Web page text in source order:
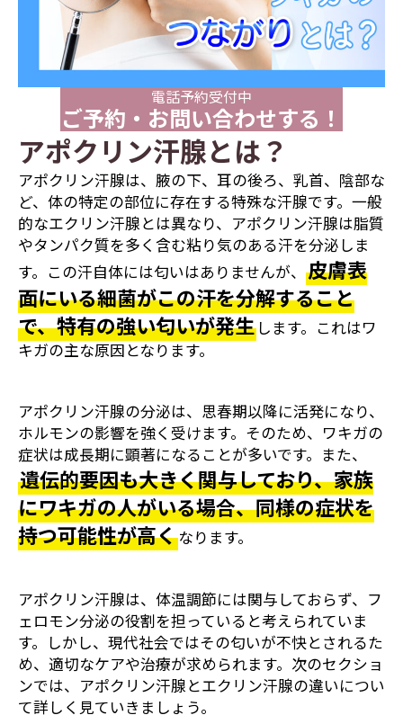
電話予約受付中
ご予約・お問い合わせする！
アポクリン汗腺とは？
アポクリン汗腺は、腋の下、耳の後ろ、乳首、陰部な
ど、体の特定の部位に存在する特殊な汗腺です。一般
的なエクリン汗腺とは異なり、アポクリン汗腺は脂質
やタンパク質を多く含む粘り気のある汗を分泌しま
す。この汗自体には匂いはありませんが、 皮膚表
面にいる細菌がこの汗を分解すること
で、特有の強い匂いが発生 します。これはワ
キガの主な原因となります。
アポクリン汗腺の分泌は、思春期以降に活発になり、
ホルモンの影響を強く受けます。そのため、ワキガの
症状は成長期に顕著になることが多いです。また、
遺伝的要因も大きく関与しており、家族
にワキガの人がいる場合、同様の症状を
持つ可能性が高くなります。
アポクリン汗腺は、体温調節には関与しておらず、フ
ェロモン分泌の役割を担っていると考えられていま
す。しかし、現代社会ではその匂いが不快とされるた
め、適切なケアや治療が求められます。次のセクショ
ンでは、アポクリン汗腺とエクリン汗腺の違いについ
て詳しく見ていきましょう。